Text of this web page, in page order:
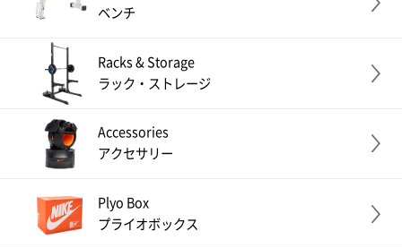
ベンチ
Racks & Storage
ラック・ストレージ
Accessories
アクセサリー
Plyo Box
プライオボックス